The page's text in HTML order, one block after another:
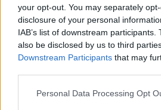
your opt-out. You may separately
disclosure of your personal
IAB’s list of downstream
also be disclosed by us to third
Downstream Participants that may
Personal Data Processing Opt
Összeomlás szélén a